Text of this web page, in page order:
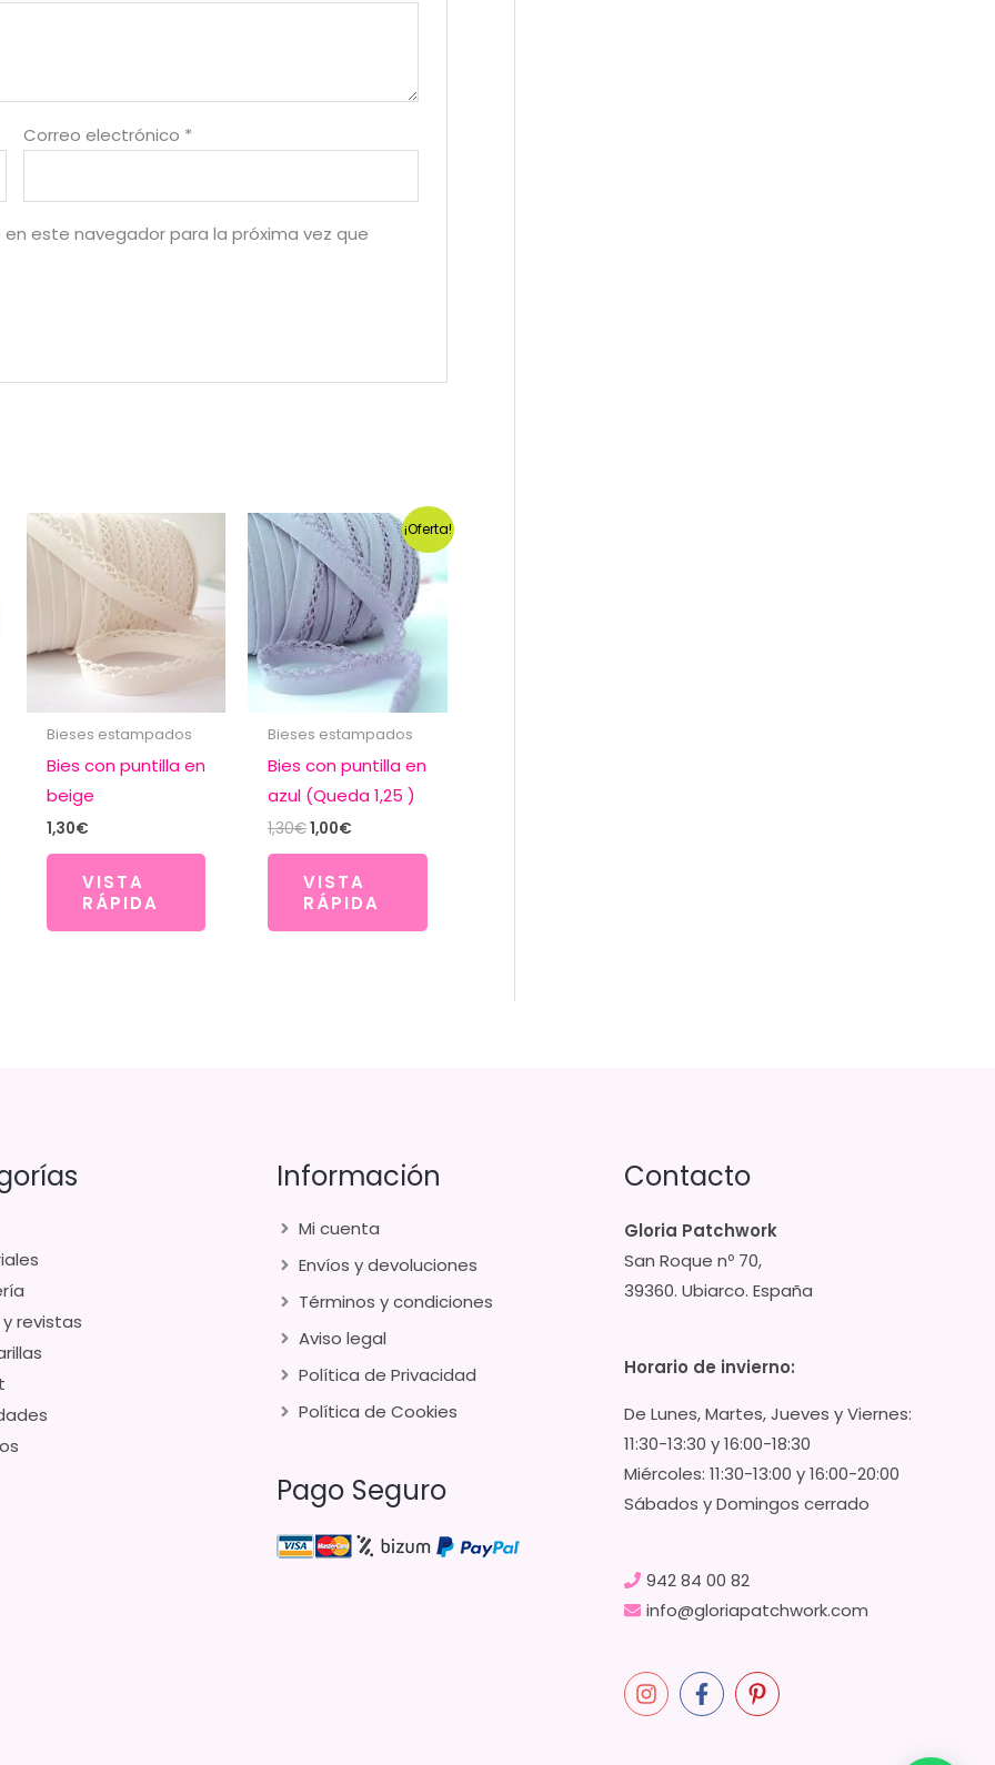
Correo electrónico *
este navegador para la próxima vez que
Bieses estampados
Bies con puntilla en
beige
1,30€
VISTA
RÁPIDA
¡Oferta!
Bieses estampados
Bies con puntilla en
azul (Queda 1,25 )
1,30€El
era:
1,30€.
1,00€
es:
1,00€.
VISTA
RÁPIDA
y revistas
Información
Mi cuenta
Envíos y devoluciones
Términos y condiciones
Aviso legal
Política de Privacidad
Política de Cookies
Pago Seguro
Contacto
Gloria Patchwork
San Roque nº 70,
39360. Ubiarco. España
Horario de invierno:
De Lunes, Martes, Jueves y Viernes:
11:30-13:30 y 16:00-18:30
Miércoles: 11:30-13:00 y 16:00-20:00
Sábados y Domingos cerrado
942 84 00 82
info@gloriapatchwork.com